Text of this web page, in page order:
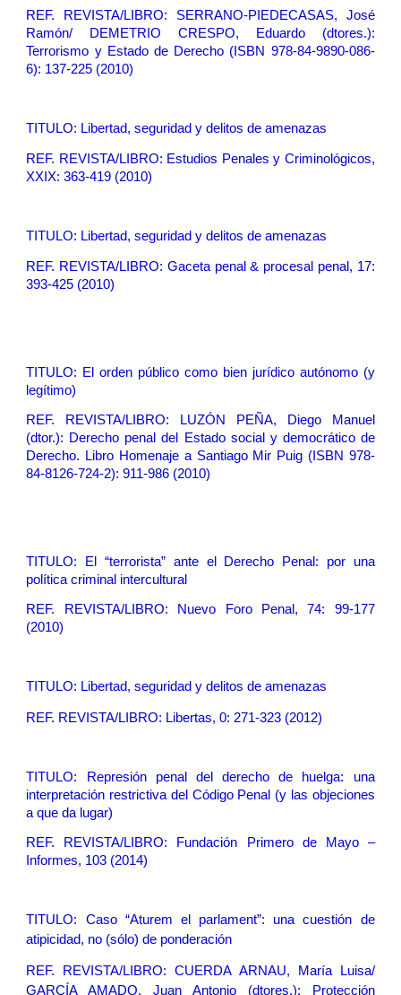
REF. REVISTA/LIBRO: SERRANO-PIEDECASAS, José
Ramón/ DEMETRIO CRESPO, Eduardo (dtores.):
Terrorismo y Estado de Derecho (ISBN 978-84-9890-086-
6): 137-225 (2010)
TITULO: Libertad, seguridad y delitos de amenazas
REF. REVISTA/LIBRO: Estudios Penales y Criminológicos,
XXIX: 363-419 (2010)
TITULO: Libertad, seguridad y delitos de amenazas
REF. REVISTA/LIBRO: Gaceta penal & procesal penal, 17:
393-425 (2010)
TITULO: El orden público como bien jurídico autónomo (y
legítimo)
REF. REVISTA/LIBRO: LUZÓN PEÑA, Diego Manuel
(dtor.): Derecho penal del Estado social y democrático de
Derecho. Libro Homenaje a Santiago Mir Puig (ISBN 978-
84-8126-724-2): 911-986 (2010)
TITULO:
El “terrorista” ante el Derecho Penal: por una
política criminal intercultural
REF. REVISTA/LIBRO: Nuevo Foro Penal, 74: 99-177
(2010)
TITULO: Libertad, seguridad y delitos de amenazas
REF. REVISTA/LIBRO: Libertas, 0: 271-323 (2012)
TITULO:
Represión penal del derecho de huelga: una
interpretación restrictiva del Código Penal (y las objeciones
a que da lugar)
REF. REVISTA/LIBRO: Fundación Primero de Mayo –
Informes, 103 (2014)
TITULO: Caso “Aturem el parlament”: una cuestión de
atipicidad, no (sólo) de ponderación
REF. REVISTA/LIBRO: CUERDA ARNAU, María Luisa/
GARCÍA AMADO, Juan Antonio (dtores.): Protección